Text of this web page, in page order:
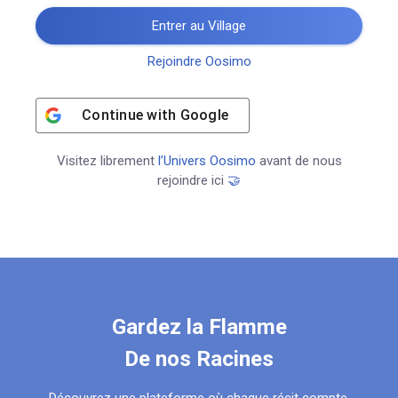
Gardez la Flamme
De nos Racines
Entrer au Village
Rejoindre Oosimo
Continue with Google
Visitez librement l’Univers Oosimo avant de nous
rejoindre ici 🤝